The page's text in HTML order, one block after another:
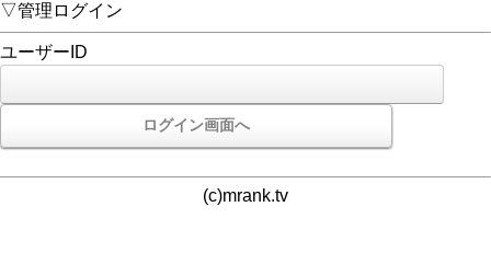
▽管理ログイン
ユーザーID
(c)mrank.tv